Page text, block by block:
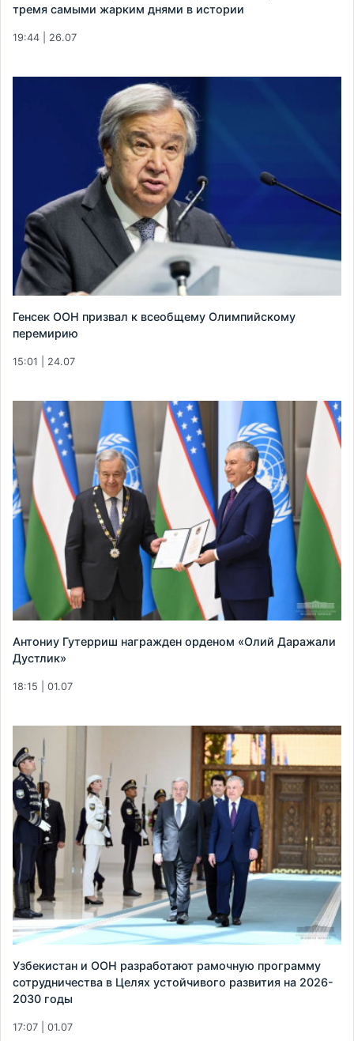
тремя самыми жарким днями в истории
19:44 | 26.07
Генсек ООН призвал к всеобщему Олимпийскому
перемирию
15:01 | 24.07
Антониу Гутерриш награжден орденом «Олий Даражали
Дустлик»
18:15 | 01.07
Узбекистан и ООН разработают рамочную программу
сотрудничества в Целях устойчивого развития на 2026-
2030 годы
17:07 | 01.07